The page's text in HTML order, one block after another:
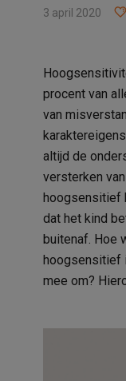
3 april 2020
procent van
van
altijd de
versterken
hoogsensitief
dat het kind
buitenaf. Hoe
hoogsensitief
mee om?